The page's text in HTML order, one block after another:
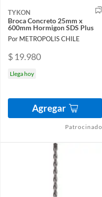
TYKON
Broca Concreto 25mm x
600mm Hormigon SDS Plus
Por METROPOLIS CHILE
$ 19.980
Llega hoy
Agregar
Patrocinado